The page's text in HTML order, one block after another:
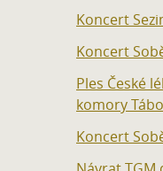
Koncert
Koncert
Ples České
komory
Koncert